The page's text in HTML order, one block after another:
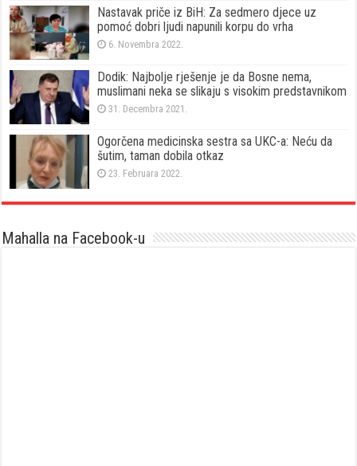
Nastavak priče iz BiH: Za sedmero djece uz
pomoć dobri ljudi napunili korpu do vrha
6. Novembra 2022.
Dodik: Najbolje rješenje je da Bosne nema,
muslimani neka se slikaju s visokim predstavnikom
31. Decembra 2021.
Ogorčena medicinska sestra sa UKC-a: Neću da
šutim, taman dobila otkaz
23. Februara 2022.
Mahalla na Facebook-u